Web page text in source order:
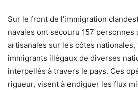
Sur le front de l’immigration
navales ont secouru 157 personnes
artisanales sur les côtes
immigrants illégaux de diverses
interpellés à travers le pays. Ces
rigueur, visent à endiguer les flux